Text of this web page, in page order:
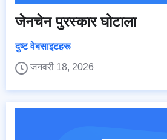
जेनचेन पुरस्कार घोटाला
दुष्ट वेबसाइटहरू
जनवरी 18, 2026